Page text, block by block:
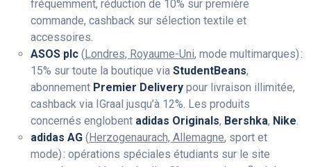
fréquemment, réduction de 10% sur première
commande, cashback sur sélection textile et
accessoires.
ASOS plc ( Londres, Royaume-Uni, mode multimarques) :
15% sur toute la boutique via StudentBeans,
abonnement Premier Delivery pour livraison illimitée,
cashback via IGraal jusqu’à 12%. Les produits
concernés englobent adidas Originals, Bershka, Nike.
adidas AG ( Herzogenaurach, Allemagne, sport et
mode) : opérations spéciales étudiants sur le site